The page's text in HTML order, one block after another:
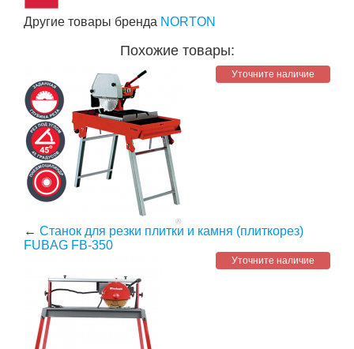
Другие товары бренда NORTON
Похожие товары:
Уточните наличие
← Станок для резки плитки и камня (плиткорез)
FUBAG FB-350
Уточните наличие